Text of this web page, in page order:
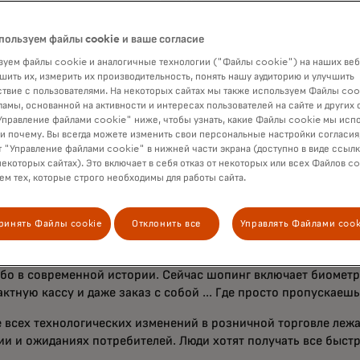
реализовать нашу идею более гибкого и бесшовного
тесно сотрудничая с нашими партнёрами по всему миру и
ритейлеров, финтех-компаний, финансовых учреждений и
торговлю возможностью каждый день. В этом и
достижении этой цели, вместе со всеми нашими
розничной торговли
торговли изменился за последнее десятилетие
в современной истории. Сейчас шопинг включает
кассу и даже заказ с собой ... Где просто
всех технологических изменений в розничной торговле
и ожиданиях потребителей. Люди хотят получать все
файлы cookie и ваше согласие
файлы cookie и аналогичные технологии ("Файлы cookie") на наших
их, измерить их производительность, понять нашу аудиторию и улучшить
с пользователями. На некоторых сайтах мы также используем Файлы
основанной на активности и интересах пользователей на сайте и других
файлами cookie" ниже, чтобы узнать, какие Файлы cookie мы
почему. Вы всегда можете изменить свои персональные настройки
"Управление файлами cookie" в нижней части экрана (доступно в виде
сайтах). Это включает в себя отказ от некоторых или всех Файлов
тех, которые строго необходимы для работы сайта.
Файлы cookie Отклонить все Управлять Файлами